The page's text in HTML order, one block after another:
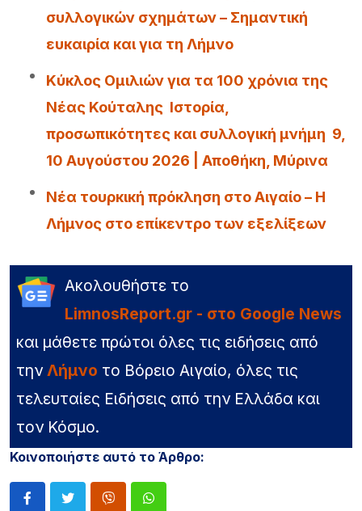
συλλογικών σχημάτων – Σημαντική
ευκαιρία και για τη Λήμνο
Κύκλος Ομιλιών για τα 100 χρόνια της
Νέας Κούταλης Ιστορία,
προσωπικότητες και συλλογική μνήμη 9,
10 Αυγούστου 2026 | Αποθήκη, Μύρινα
Νέα τουρκική πρόκληση στο Αιγαίο – Η
Λήμνος στο επίκεντρο των εξελίξεων
Ακολουθήστε το
LimnosReport.gr - στο Google News
και μάθετε πρώτοι όλες τις ειδήσεις από
την Λήμνο το Βόρειο Αιγαίο, όλες τις
τελευταίες Ειδήσεις από την Ελλάδα και
τον Κόσμο.
Κοινοποιήστε αυτό το Άρθρο: